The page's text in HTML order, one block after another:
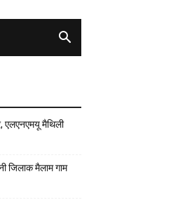
एलएनएमयू मैथिली
जिलाक मैलाम गाम